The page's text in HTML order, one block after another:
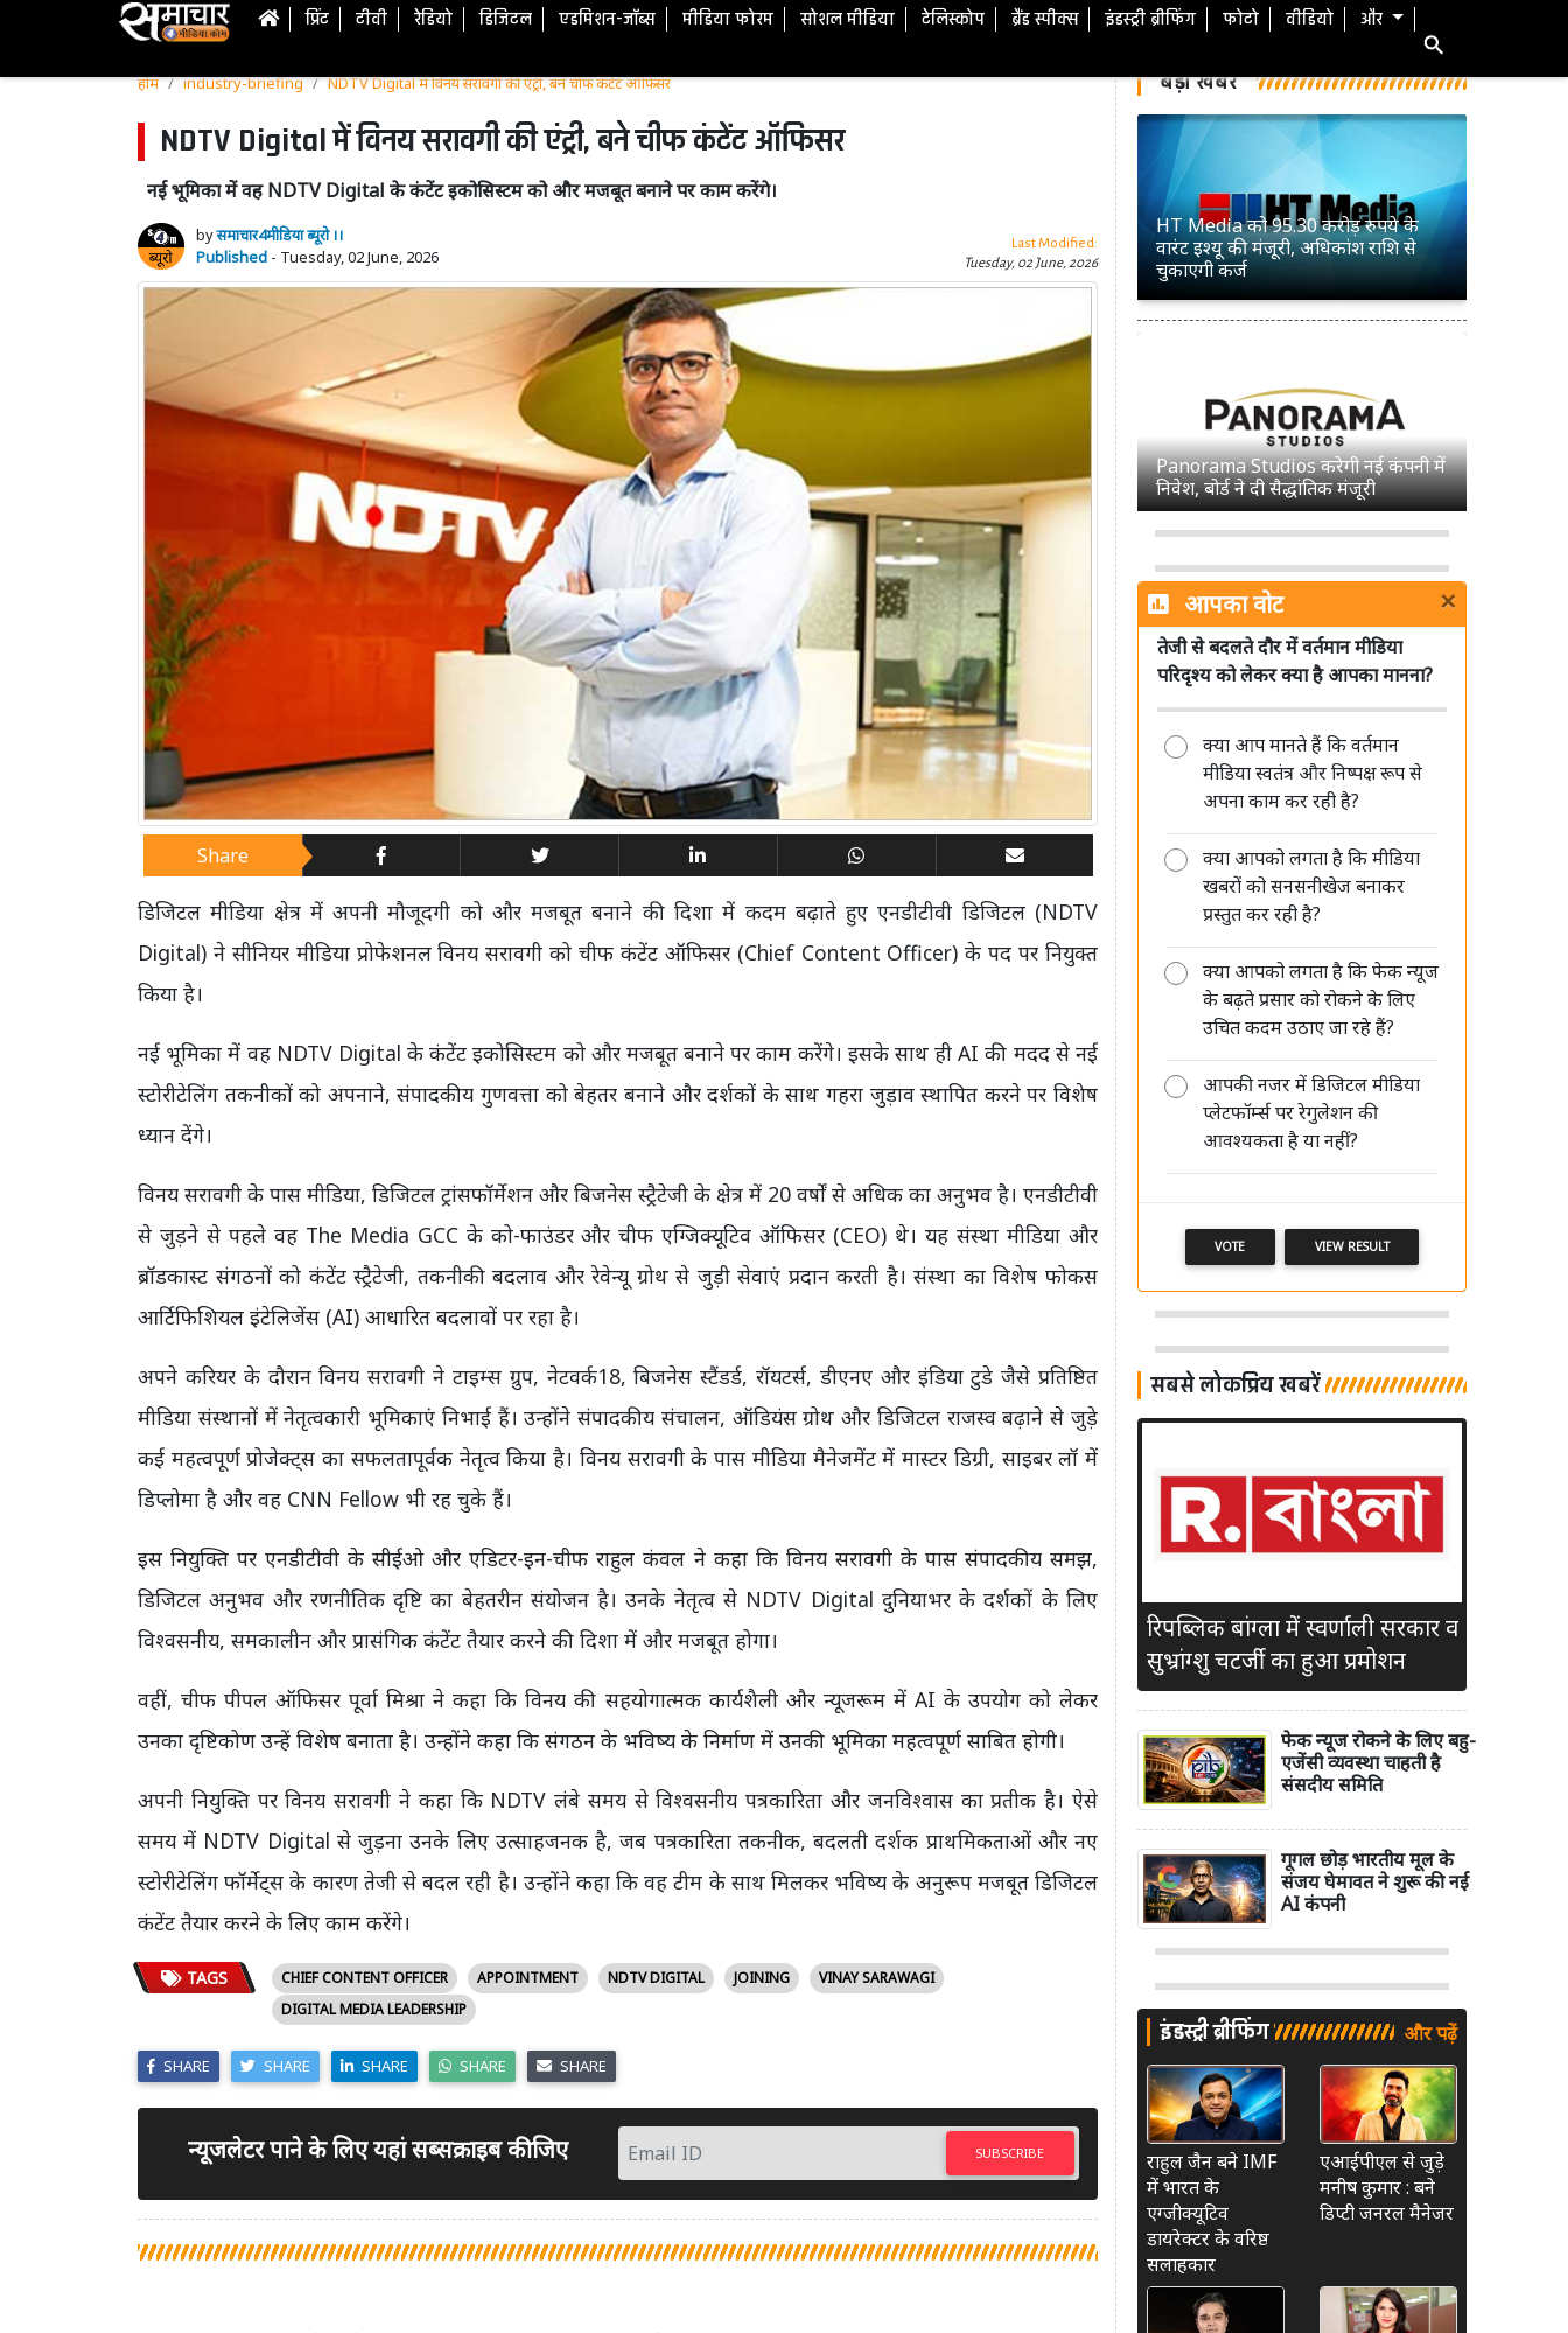
प्रिंट टीवी रेडियो डिजिटल एडमिशन-जॉब्स मीडिया फोरम सोशल मीडिया टेलिस्कोप ब्रैंड स्पीक्स इंडस्ट्री ब्रीफिंग फोटो वीडियो और
होम industry-briefing NDTV Digital में विनय सरावगी की एंट्री, बने चीफ कंटेंट ऑफिसर
NDTV Digital में विनय सरावगी की एंट्री, बने चीफ कंटेंट ऑफिसर
नई भूमिका में वह NDTV Digital के कंटेंट इकोसिस्टम को और मजबूत बनाने पर काम करेंगे।
byसमाचार4मीडिया ब्यूरो ।।
Published - Tuesday, 02 June, 2026
Last Modified:
Tuesday, 02 June, 2026
Share
डिजिटल मीडिया क्षेत्र में अपनी मौजूदगी को और मजबूत बनाने की दिशा में कदम बढ़ाते हुए एनडीटीवी डिजिटल (NDTV
Digital) ने सीनियर मीडिया प्रोफेशनल विनय सरावगी को चीफ कंटेंट ऑफिसर (Chief Content Officer) के पद पर नियुक्त
किया है।
नई भूमिका में वह NDTV Digital के कंटेंट इकोसिस्टम को और मजबूत बनाने पर काम करेंगे। इसके साथ ही AI की मदद से नई
स्टोरीटेलिंग तकनीकों को अपनाने, संपादकीय गुणवत्ता को बेहतर बनाने और दर्शकों के साथ गहरा जुड़ाव स्थापित करने पर विशेष
ध्यान देंगे।
विनय सरावगी के पास मीडिया, डिजिटल ट्रांसफॉर्मेशन और बिजनेस स्ट्रैटेजी के क्षेत्र में 20 वर्षों से अधिक का अनुभव है। एनडीटीवी
से जुड़ने से पहले वह The Media GCC के को-फाउंडर और चीफ एग्जिक्यूटिव ऑफिसर (CEO) थे। यह संस्था मीडिया और
ब्रॉडकास्ट संगठनों को कंटेंट स्ट्रैटेजी, तकनीकी बदलाव और रेवेन्यू ग्रोथ से जुड़ी सेवाएं प्रदान करती है। संस्था का विशेष फोकस
आर्टिफिशियल इंटेलिजेंस (AI) आधारित बदलावों पर रहा है।
अपने करियर के दौरान विनय सरावगी ने टाइम्स ग्रुप, नेटवर्क18, बिजनेस स्टैंडर्ड, रॉयटर्स, डीएनए और इंडिया टुडे जैसे प्रतिष्ठित
मीडिया संस्थानों में नेतृत्वकारी भूमिकाएं निभाई हैं। उन्होंने संपादकीय संचालन, ऑडियंस ग्रोथ और डिजिटल राजस्व बढ़ाने से जुड़े
कई महत्वपूर्ण प्रोजेक्ट्स का सफलतापूर्वक नेतृत्व किया है। विनय सरावगी के पास मीडिया मैनेजमेंट में मास्टर डिग्री, साइबर लॉ में
डिप्लोमा है और वह CNN Fellow भी रह चुके हैं।
इस नियुक्ति पर एनडीटीवी के सीईओ और एडिटर-इन-चीफ राहुल कंवल ने कहा कि विनय सरावगी के पास संपादकीय समझ,
डिजिटल अनुभव और रणनीतिक दृष्टि का बेहतरीन संयोजन है। उनके नेतृत्व से NDTV Digital दुनियाभर के दर्शकों के लिए
विश्वसनीय, समकालीन और प्रासंगिक कंटेंट तैयार करने की दिशा में और मजबूत होगा।
वहीं, चीफ पीपल ऑफिसर पूर्वा मिश्रा ने कहा कि विनय की सहयोगात्मक कार्यशैली और न्यूजरूम में AI के उपयोग को लेकर
उनका दृष्टिकोण उन्हें विशेष बनाता है। उन्होंने कहा कि संगठन के भविष्य के निर्माण में उनकी भूमिका महत्वपूर्ण साबित होगी।
अपनी नियुक्ति पर विनय सरावगी ने कहा कि NDTV लंबे समय से विश्वसनीय पत्रकारिता और जनविश्वास का प्रतीक है। ऐसे
समय में NDTV Digital से जुड़ना उनके लिए उत्साहजनक है, जब पत्रकारिता तकनीक, बदलती दर्शक प्राथमिकताओं और नए
स्टोरीटेलिंग फॉर्मेट्स के कारण तेजी से बदल रही है। उन्होंने कहा कि वह टीम के साथ मिलकर भविष्य के अनुरूप मजबूत डिजिटल
कंटेंट तैयार करने के लिए काम करेंगे।
TAGS CHIEF CONTENT OFFICER APPOINTMENT NDTV DIGITAL JOINING
VINAY SARAWAGI
DIGITAL MEDIA LEADERSHIP
SHARE SHARE SHARE SHARE SHARE
न्यूजलेटर पाने के लिए यहां सब्सक्राइब कीजिए SUBSCRIBE
बड़ी खबरें
HT Media को 95.30 करोड़ रुपये के
वारंट इश्यू की मंजूरी, अधिकांश राशि से
चुकाएगी कर्ज
Panorama Studios करेगी नई कंपनी में
निवेश, बोर्ड ने दी सैद्धांतिक मंजूरी
सिनेमा हॉल में सरकारी जागरूकता फिल्मों
को लेकर MIB ने साफ किए नियम, जानें
क्या बदला
Sun TV Network का बड़ा ऐलान, 12
अगस्त को अंतरिम डिविडेंड पर बोर्ड की
DB Corp में सुधीर अग्रवाल और पवन
अग्रवाल की पुनर्नियुक्ति पर दो सितंबर को
होगा फैसला
आपका वोट ×
तेजी से बदलते दौर में वर्तमान मीडिया
परिदृश्य को लेकर क्या है आपका मानना?
क्या आप मानते हैं कि वर्तमान
मीडिया स्वतंत्र और निष्पक्ष रूप से
अपना काम कर रही है?
क्या आपको लगता है कि मीडिया
खबरों को सनसनीखेज बनाकर
प्रस्तुत कर रही है?
क्या आपको लगता है कि फेक न्यूज
के बढ़ते प्रसार को रोकने के लिए
उचित कदम उठाए जा रहे हैं?
आपकी नजर में डिजिटल मीडिया
प्लेटफॉर्म्स पर रेगुलेशन की
आवश्यकता है या नहीं?
VOTE VIEW RESULT
सबसे लोकप्रिय खबरें
रिपब्लिक बांग्ला में स्वर्णाली सरकार व
सुभ्रांग्शु चटर्जी का हुआ प्रमोशन
फेक न्यूज रोकने के लिए बहु-
एजेंसी व्यवस्था चाहती है
संसदीय समिति
गूगल छोड़ भारतीय मूल के
संजय घेमावत ने शुरू की नई
AI कंपनी
इंडस्ट्री ब्रीफिंग और पढ़ें
राहुल जैन बने IMF
में भारत के
एग्जीक्यूटिव
डायरेक्टर के वरिष्ठ
सलाहकार
एआईपीएल से जुड़े
मनीष कुमार : बने
डिप्टी जनरल मैनेजर